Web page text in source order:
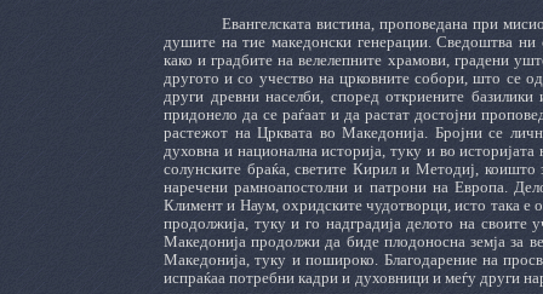
Евангелската вистина, проповедана при
душите на тие македонски генерации. Сведоштва
како и градбите на велелепните храмови, градени
другото и со учество на црковните собори, што се
други древни населби, според откриените
придонело да се раѓаат и да растат достојни
растежот на Црквата во Македонија. Бројни се
духовна и национална историја, туку и во
солунските браќа, светите Кирил и Методиј, коишто
наречени рамноапостолни и патрони на Европа.
Климент и Наум, охридските чудотворци, исто така е
продолжија, туку и го надградија делото на своите
Македонија продолжи да биде плодоносна земја за
Македонија, туку и пошироко. Благодарение на
испраќаа потребни кадри и духовници и меѓу други